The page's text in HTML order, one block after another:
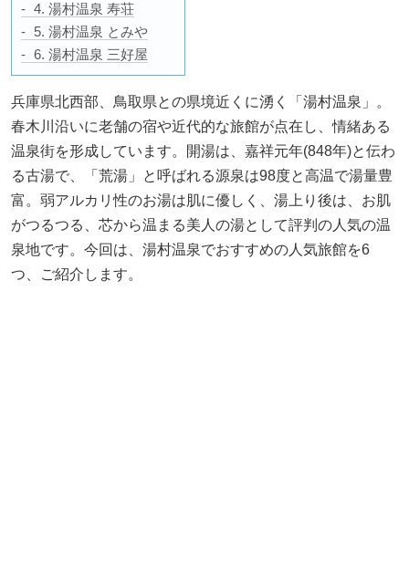
4. 湯村温泉 寿荘
5. 湯村温泉 とみや
6. 湯村温泉 三好屋
兵庫県北西部、鳥取県との県境近くに湧く「湯村温泉」。
春木川沿いに老舗の宿や近代的な旅館が点在し、情緒ある
温泉街を形成しています。開湯は、嘉祥元年(848年)と伝わ
る古湯で、「荒湯」と呼ばれる源泉は98度と高温で湯量豊
富。弱アルカリ性のお湯は肌に優しく、湯上り後は、お肌
がつるつる、芯から温まる美人の湯として評判の人気の温
泉地です。今回は、湯村温泉でおすすめの人気旅館を6
つ、ご紹介します。